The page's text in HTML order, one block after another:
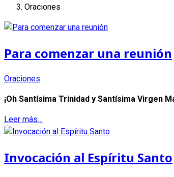
Oraciones
Para comenzar una reunión
Oraciones
¡Oh Santísima Trinidad y Santísima Virgen
Leer más…
Invocación al Espíritu Santo